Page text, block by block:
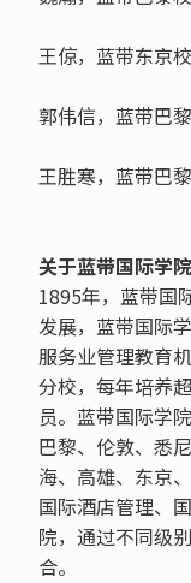
王倞，蓝带东京
郭伟信，蓝带巴
王胜寒，蓝带巴
关于蓝带国际学院
1895年，蓝带国
发展，蓝带国际
服务业管理教育
分校，每年培养
员。蓝带国际学
巴黎、伦敦、悉
海、高雄、东京
国际酒店管理、
院，通过不同级
合。